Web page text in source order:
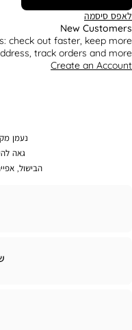
לאפס סיסמה
New Customers
check out faster, keep more
track orders and more.
Create an Account
נעמן
גאה
הבישול,